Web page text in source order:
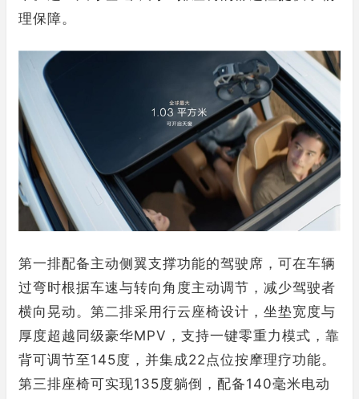
理保障。
第一排配备主动侧翼支撑功能的驾驶席，可在车辆
过弯时根据车速与转向角度主动调节，减少驾驶者
横向晃动。第二排采用行云座椅设计，坐垫宽度与
厚度超越同级豪华MPV，支持一键零重力模式，靠
背可调节至145度，并集成22点位按摩理疗功能。
第三排座椅可实现135度躺倒，配备140毫米电动